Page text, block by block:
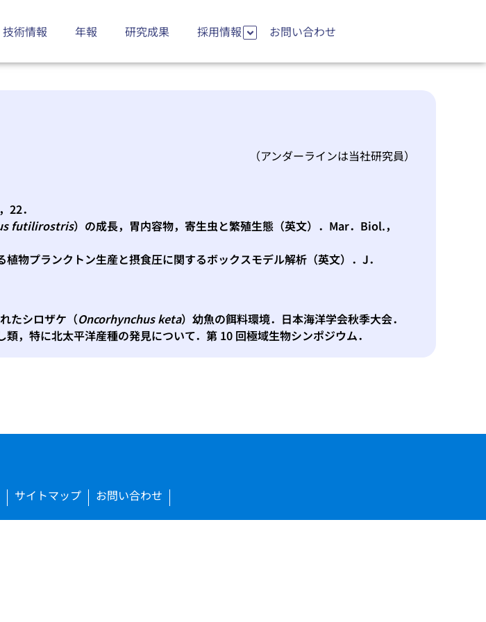
技術情報 年報 研究成果 採用情報 お問い合わせ
（アンダーラインは当社研究員）
22．
futilirostris）の成長，胃内容物，寄生虫と繁殖生態（英文）．Mar．Biol.，
物プランクトン生産と摂食圧に関するボックスモデル解析（英文）．J．
たシロザケ（Oncorhynchus keta）幼魚の餌料環境．日本海洋学会秋季大会．
，特に北太平洋産種の発見について．第 10 回極域生物シンポジウム．
サイトマップ お問い合わせ